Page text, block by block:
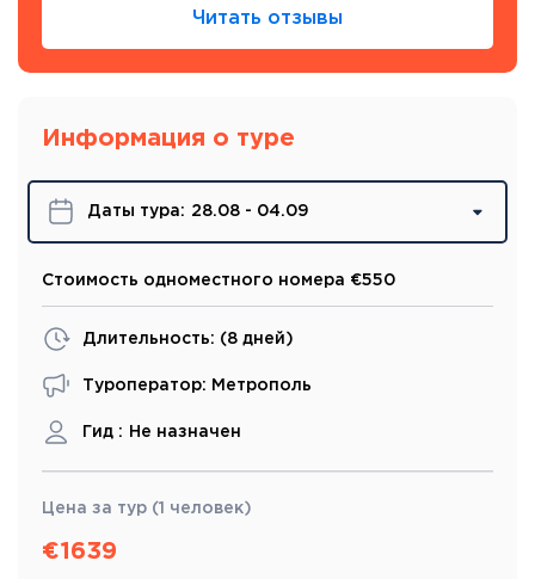
Читать отзывы
Информация о туре
Даты турa: 28.08 - 04.09
Стоимость одноместного номера €550
Длительность: (8 дней )
Туроператор: Метрополь
Гид : Не назначен
Цена за тур (1 человек)
€1639